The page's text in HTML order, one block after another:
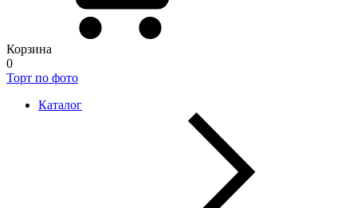
Корзина
0
Торт по фото
Каталог